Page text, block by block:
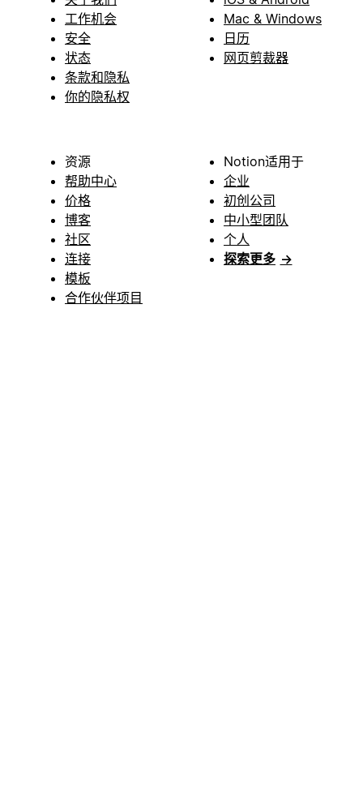
工作机会
安全
状态
条款和隐私
你的隐私权
Mac & Windows
日历
网页剪裁器
资源
帮助中心
价格
博客
社区
连接
模板
合作伙伴项目
Notion适用于
企业
初创公司
中小型团队
个人
探索更多 →